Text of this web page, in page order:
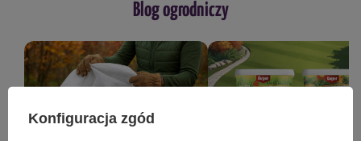
Blog ogrodniczy
Konfiguracja zgód